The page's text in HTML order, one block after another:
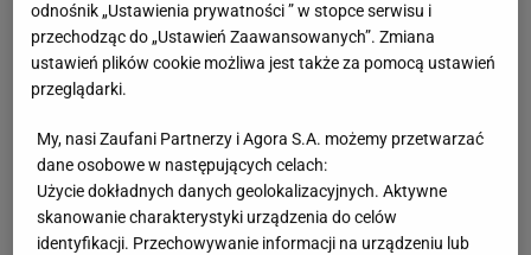
odnośnik „Ustawienia prywatności ” w stopce serwisu i
przechodząc do „Ustawień Zaawansowanych”. Zmiana
ustawień plików cookie możliwa jest także za pomocą ustawień
przeglądarki.
My, nasi Zaufani Partnerzy i Agora S.A. możemy przetwarzać
dane osobowe w następujących celach:
Użycie dokładnych danych geolokalizacyjnych. Aktywne
skanowanie charakterystyki urządzenia do celów
identyfikacji. Przechowywanie informacji na urządzeniu lub